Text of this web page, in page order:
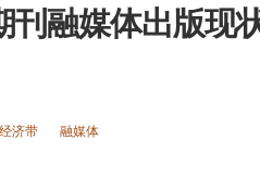
刊融媒体出版现
济带 融媒体